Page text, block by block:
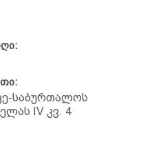
საბურთალოს
IV კვ. 4